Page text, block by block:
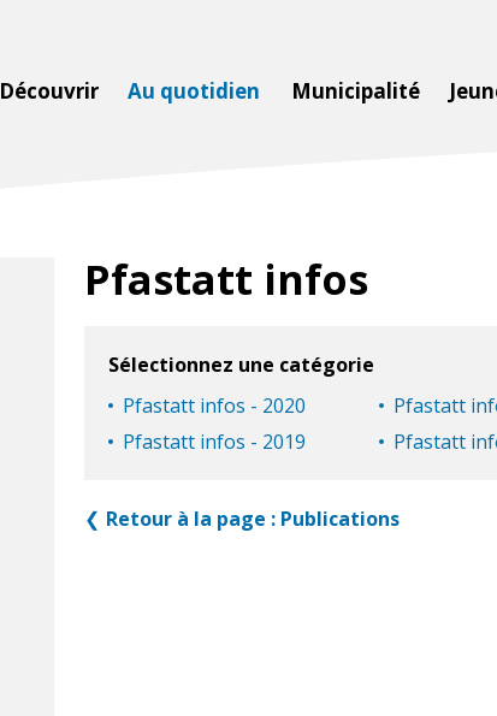
Découvrir Au quotidien Municipalité
Pfastatt infos
Sélectionnez une catégorie
Pfastatt infos - 2020
Pfastatt infos - 2019
Pfastatt
Pfastatt
Retour à la page : Publications